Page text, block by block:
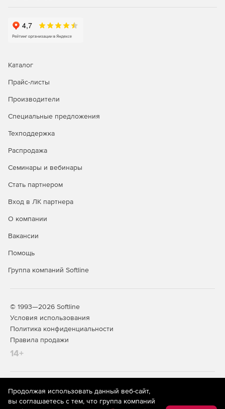
Каталог
Прайс-листы
Производители
Специальные предложения
Техподдержка
Распродажа
Семинары и вебинары
Стать партнером
Вход в ЛК партнера
О компании
Вакансии
Помощь
Группа компаний Softline
© 1993—2026 Softline
Условия использования
Политика конфиденциальности
Правила продажи
14+
На информационном ресурсе store.softline.ru применяются
рекомендательные технологии
(информационные технологии
предоставления информации на основе сбора,
Продолжая использовать данный веб-сайт,
вы соглашаетесь с тем, что группа компаний